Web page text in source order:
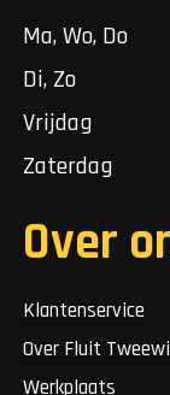
Ma, Wo, Do
Di, Zo
Vrijdag
Zaterdag
Over
Klantenservice
Over Fluit
Werkplaats